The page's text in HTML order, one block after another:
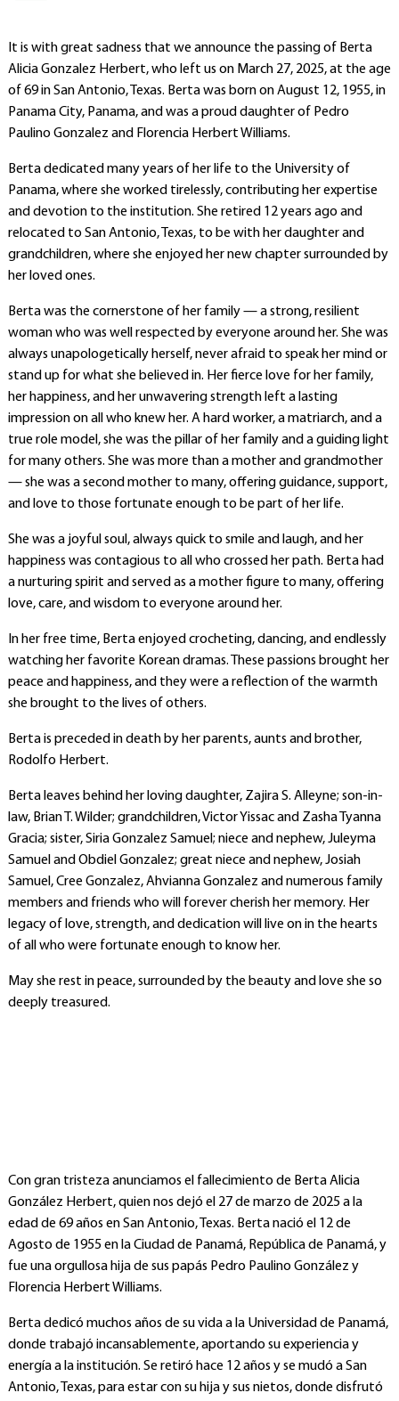
It is with great sadness that we announce the passing of Berta
Alicia Gonzalez Herbert, who left us on March 27, 2025, at the age
of 69 in San Antonio, Texas. Berta was born on August 12, 1955, in
Panama City, Panama, and was a proud daughter of Pedro
Paulino Gonzalez and Florencia Herbert Williams.
Berta dedicated many years of her life to the University of
Panama, where she worked tirelessly, contributing her expertise
and devotion to the institution. She retired 12 years ago and
relocated to San Antonio, Texas, to be with her daughter and
grandchildren, where she enjoyed her new chapter surrounded by
her loved ones.
Berta was the cornerstone of her family — a strong, resilient
woman who was well respected by everyone around her. She was
always unapologetically herself, never afraid to speak her mind or
stand up for what she believed in. Her fierce love for her family,
her happiness, and her unwavering strength left a lasting
impression on all who knew her. A hard worker, a matriarch, and a
true role model, she was the pillar of her family and a guiding light
for many others. She was more than a mother and grandmother
— she was a second mother to many, offering guidance, support,
and love to those fortunate enough to be part of her life.
She was a joyful soul, always quick to smile and laugh, and her
happiness was contagious to all who crossed her path. Berta had
a nurturing spirit and served as a mother figure to many, offering
love, care, and wisdom to everyone around her.
In her free time, Berta enjoyed crocheting, dancing, and endlessly
watching her favorite Korean dramas. These passions brought her
peace and happiness, and they were a reflection of the warmth
she brought to the lives of others.
Berta is preceded in death by her parents, aunts and brother,
Rodolfo Herbert.
Berta leaves behind her loving daughter, Zajira S. Alleyne; son-in-
law, Brian T. Wilder; grandchildren, Victor Yissac and Zasha Tyanna
Gracia; sister, Siria Gonzalez Samuel; niece and nephew, Juleyma
Samuel and Obdiel Gonzalez; great niece and nephew, Josiah
Samuel, Cree Gonzalez, Ahvianna Gonzalez and numerous family
members and friends who will forever cherish her memory. Her
legacy of love, strength, and dedication will live on in the hearts
of all who were fortunate enough to know her.
May she rest in peace, surrounded by the beauty and love she so
deeply treasured.
Con gran tristeza anunciamos el fallecimiento de Berta Alicia
González Herbert, quien nos dejó el 27 de marzo de 2025 a la
edad de 69 años en San Antonio, Texas. Berta nació el 12 de
Agosto de 1955 en la Ciudad de Panamá, República de Panamá, y
fue una orgullosa hija de sus papás Pedro Paulino González y
Florencia Herbert Williams.
Berta dedicó muchos años de su vida a la Universidad de Panamá,
donde trabajó incansablemente, aportando su experiencia y
energía a la institución. Se retiró hace 12 años y se mudó a San
Antonio, Texas, para estar con su hija y sus nietos, donde disfrutó